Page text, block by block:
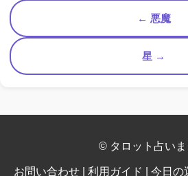
← 悪魔
星 →
© タロット占いま
お問い合わせ 利用ガイド 今日の